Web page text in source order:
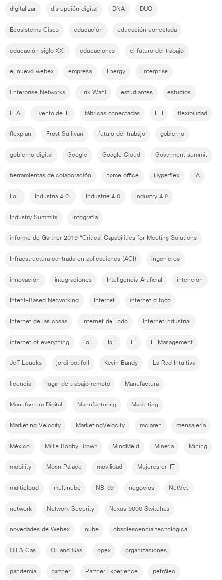
digitalizar disrupción digital DNA DUO
Ecosistema Cisco educación educación conectada
educación siglo XXI educaciones el futuro del trabajo
el nuevo webex empresa Energy Enterprise
Enterprise Networks Erik Wahl estudiantes estudios
ETA Evento de TI fábricas conectadas FEI flexibilidad
flexplan Frost Sullivan futuro del trabajo gobierno
gobierno digital Google Google Cloud Goverment summit
herramientas de colaboración home office Hyperflex IA
IIoT Industria 4.0. Industrie 4.0 Industry 4.0
Industry Summits infografía
informe de Gartner 2019 “Critical Capabilities for Meeting Solutions
Infraestructura centrada en aplicaciones (ACI) ingenieros
innovación integraciones Inteligencia Artificial intención
Intent-Based Networking Internet internet d todo
Internet de las cosas Internet de Todo Internet Industrial
internet of everything IoE IoT IT Management
Jeff Loucks jordi botifoll Kevin Bandy La Red Intuitiva
licencia lugar de trabajo remoto Manufactura
Manufactura Digital Manufacturing Marketing
Marketing Velocity MarketingVelocity mclaren mensajería
México Millie Bobby Brown MindMeld Minería Mining
mobility Moon Palace movilidad Mujeres en IT
multicloud multinube NB-09 negocios NetVet
network Network Security Nexus 9000 Switches
novedades de Webex nube obsolescencia tecnológica
Oil & Gas Oil and Gas opex organizaciones
pandemia partner Partner Experience petróleo